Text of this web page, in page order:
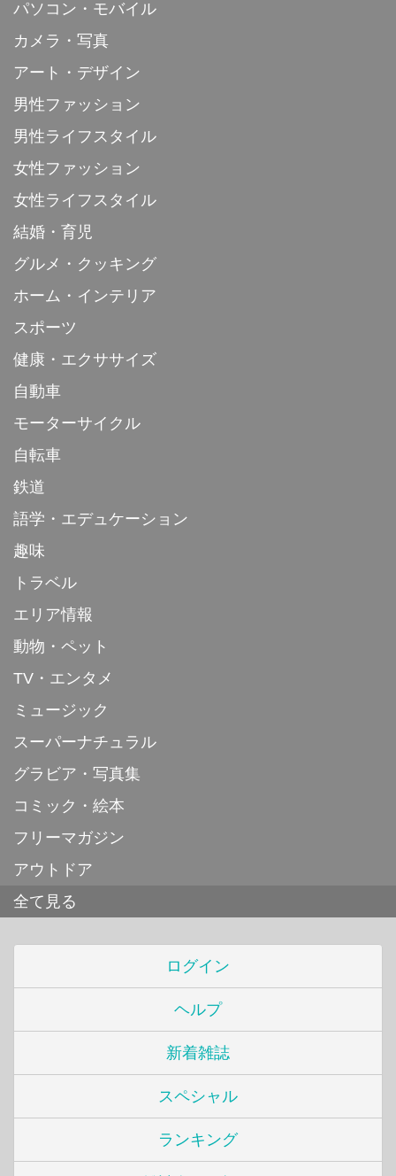
パソコン・モバイル
カメラ・写真
アート・デザイン
男性ファッション
男性ライフスタイル
女性ファッション
女性ライフスタイル
結婚・育児
グルメ・クッキング
ホーム・インテリア
スポーツ
健康・エクササイズ
自動車
モーターサイクル
自転車
鉄道
語学・エデュケーション
趣味
トラベル
エリア情報
動物・ペット
TV・エンタメ
ミュージック
スーパーナチュラル
グラビア・写真集
コミック・絵本
フリーマガジン
アウトドア
全て見る
ログイン
ヘルプ
新着雑誌
スペシャル
ランキング